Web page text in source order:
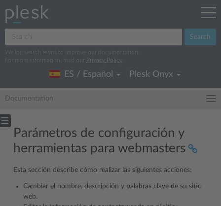
Search
We log search terms to improve our documentation.
For more information, read our
Privacy Policy
ES / Español Plesk Onyx
Documentation
Parámetros de configuración y
herramientas para webmasters
Esta sección describe cómo realizar las siguientes acciones:
Cambiar el nombre, descripción y palabras clave de su sitio
web.